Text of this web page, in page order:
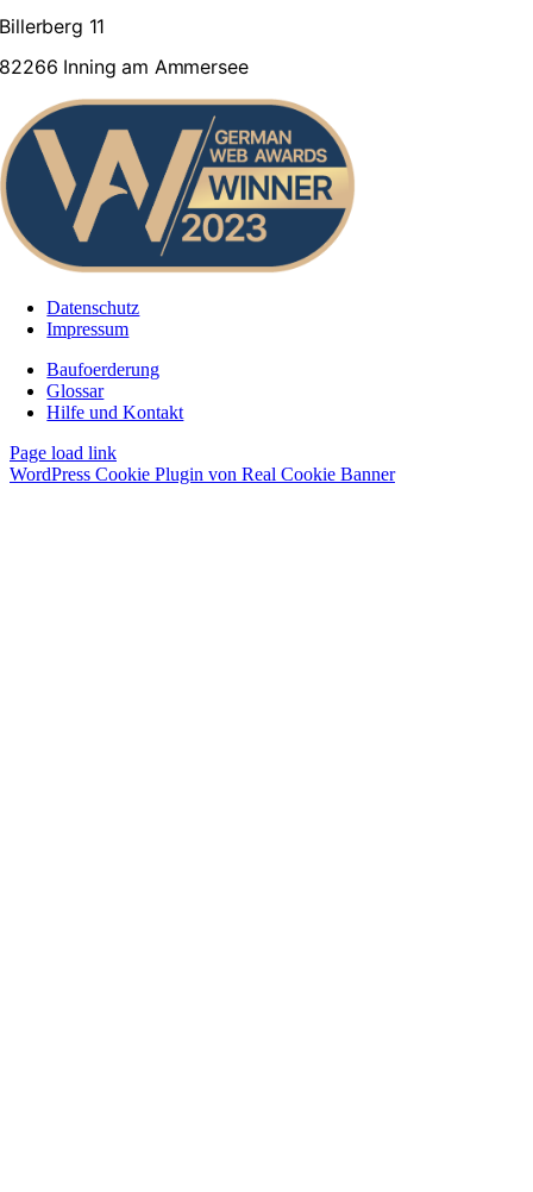
Billerberg 11
82266 Inning am Ammersee
Datenschutz
Impressum
Baufoerderung
Glossar
Hilfe und Kontakt
Page load link
WordPress Cookie Plugin von Real Cookie Banner